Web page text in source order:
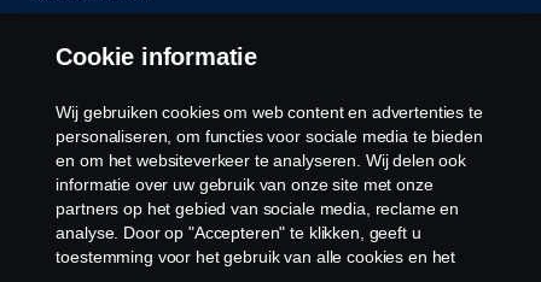
Cookiebeleid
Cookies
Cookie informatie
Wij gebruiken cookies om web content en advertenties te
personaliseren, om functies voor sociale media te bieden
en om het websiteverkeer te analyseren. Wij delen ook
informatie over uw gebruik van onze site met onze
partners op het gebied van sociale media, reclame en
analyse. Door op "Accepteren" te klikken, geeft u
toestemming voor het gebruik van alle cookies en het